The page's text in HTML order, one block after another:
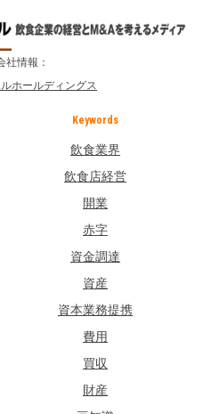
社情報：
ホールディングス
Keywords
飲食業界
飲食店経営
開業
赤字
資金調達
資産
資本業務提携
費用
買収
財産